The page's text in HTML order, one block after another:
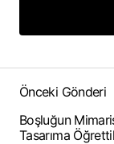
Önceki Gönderi
Boşluğun
Tasarıma